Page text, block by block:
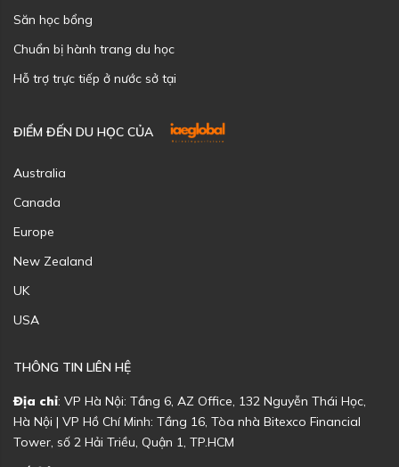
Săn học bổng
Chuẩn bị hành trang du học
Hỗ trợ trực tiếp ở nước sở tại
ĐIỂM ĐẾN DU HỌC CỦA
Australia
Canada
Europe
New Zealand
UK
USA
THÔNG TIN LIÊN HỆ
Địa chỉ: VP Hà Nội: Tầng 6, AZ Office, 132 Nguyễn Thái Học,
Hà Nội | VP Hồ Chí Minh: Tầng 16, Tòa nhà Bitexco Financial
Tower, số 2 Hải Triều, Quận 1, TP.HCM